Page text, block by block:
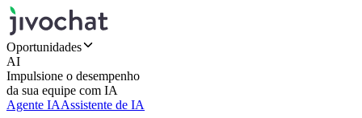
Oportunidades
AI
Impulsione o desempenho
da sua equipe com IA
Agente IAAssistente de IA